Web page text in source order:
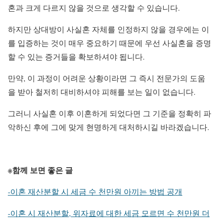
혼과 크게 다르지 않을 것으로 생각할 수 있습니다.
하지만 상대방이 사실혼 자체를 인정하지 않을 경우에는 이
를 입증하는 것이 매우 중요하기 때문에 우선 사실혼을 증명
할 수 있는 증거들을 확보하셔야 됩니다.
만약, 이 과정이 어려운 상황이라면 그 즉시 전문가의 도움
을 받아 철저히 대비하셔야 피해를 보는 일이 없습니다.
그러니 사실혼 이후 이혼하게 되었다면 그 기준을 정확히 파
악하신 후에 그에 맞게 현명하게 대처하시길 바라겠습니다.
※함께 보면 좋은 글
-이혼 재산분할 시 세금 수 천만원 아끼는 방법 공개
-이혼 시 재산분할, 위자료에 대한 세금 모르면 수 천만원 더